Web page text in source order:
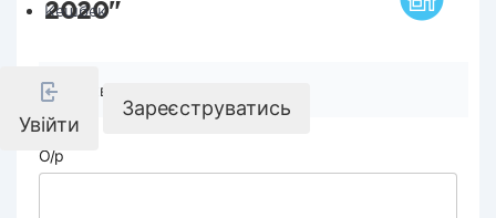
Кешбек
Увійти
Зареєструватись
2020"
Реквізити компанії
О/р